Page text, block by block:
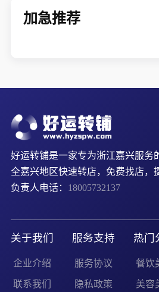
加急推荐
好运转铺是一家专为浙江嘉兴服务
全嘉兴地区快速转店，免费找店，
负责人电话： 18005732137
关于我们
企业介绍
联系我们
服务支持
服务协议
隐私政策
热门
餐饮
美容